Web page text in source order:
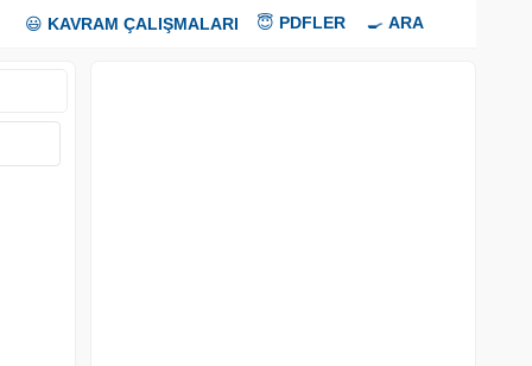
😃 KAVRAM ÇALIŞMALARI 😇 PDFLER 🍳 ARA